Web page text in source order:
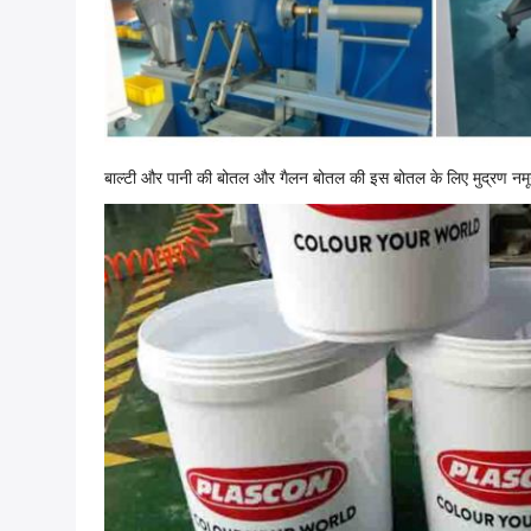
बाल्टी और पानी की बोतल और गैलन बोतल की इस बोतल के लिए मुद्रण